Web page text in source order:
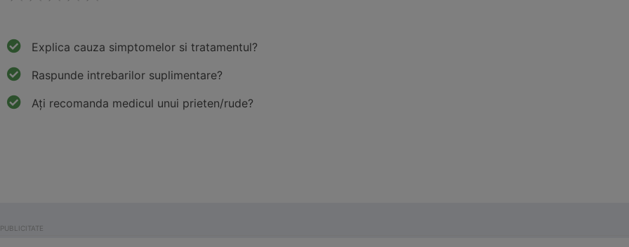
Explica cauza simptomelor si tratamentul?
Raspunde intrebarilor suplimentare?
Ați recomanda medicul unui prieten/rude?